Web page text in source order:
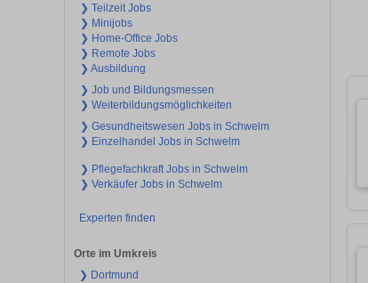
❯ Teilzeit Jobs
❯ Minijobs
❯ Home-Office Jobs
❯ Remote Jobs
❯ Ausbildung
❯ Job und Bildungsmessen
❯ Weiterbildungsmöglichkeiten
❯ Gesundheitswesen Jobs in Schwelm
❯ Einzelhandel Jobs in Schwelm
❯ Pflegefachkraft Jobs in Schwelm
❯ Verkäufer Jobs in Schwelm
Experten finden
Orte im Umkreis
❯ Dortmund